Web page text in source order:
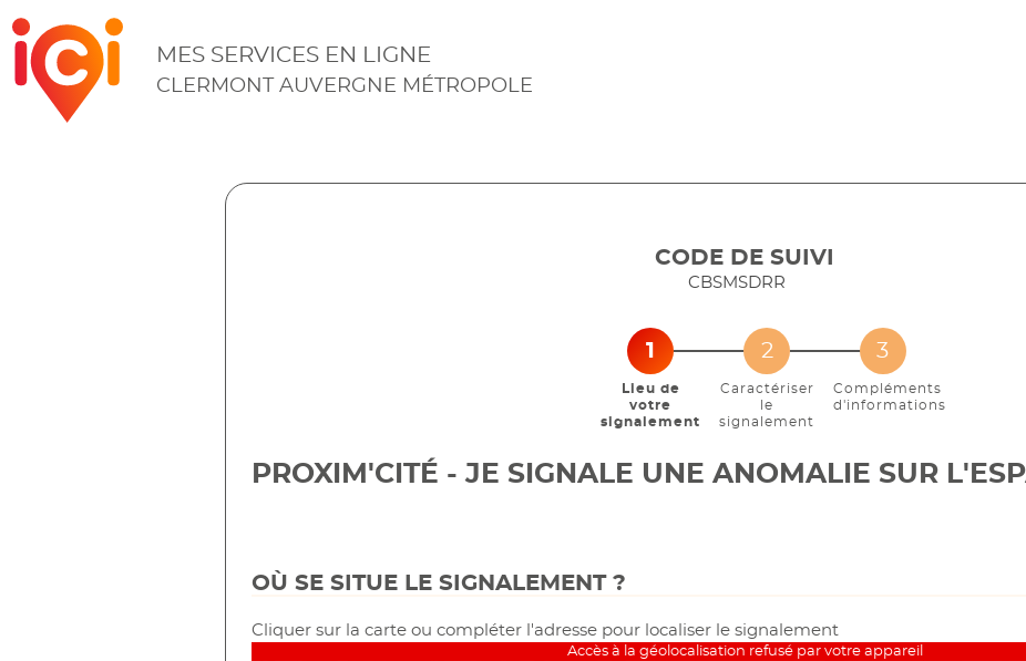
ICI
MES SERVICES EN LIGNE
CLERMONT AUVERGNE MÉTROPOLE
PROXIM'CITÉ - JE SIGNALE UNE ANOMALIE SUR
CODE DE SUIVI
CBSMSDRR
1
Lieu de
votre
signalement (étape courante)
2
Caractériser
le
signalement
3
Compléments
d'informations
OÙ SE SITUE LE SIGNALEMENT ?
Cliquer sur la carte ou compléter l'adresse pour localiser le signalement
Accès à la géolocalisation refusé par votre appareil